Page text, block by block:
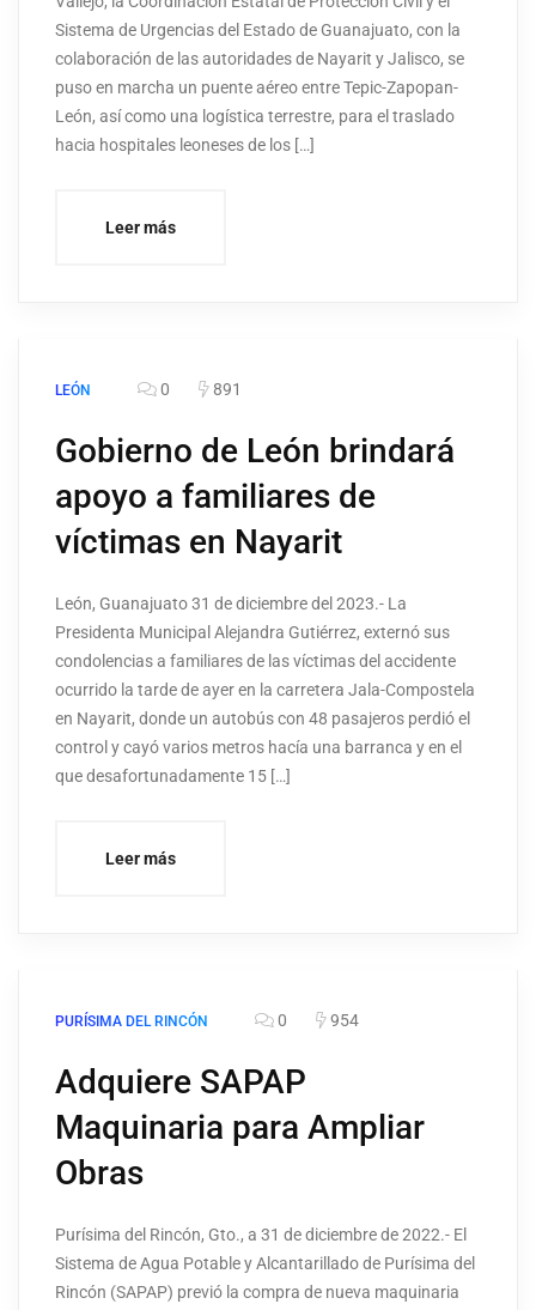
Sistema de Urgencias del Estado de Guanajuato, con la
colaboración de las autoridades de Nayarit y Jalisco, se
puso en marcha un puente aéreo entre Tepic-Zapopan-
León, así como una logística terrestre, para el traslado
hacia hospitales leoneses de los […]
Leer más
LEÓN 0 891
Gobierno de León brindará
apoyo a familiares de
víctimas en Nayarit
León, Guanajuato 31 de diciembre del 2023.- La
Presidenta Municipal Alejandra Gutiérrez, externó sus
condolencias a familiares de las víctimas del accidente
ocurrido la tarde de ayer en la carretera Jala-Compostela
en Nayarit, donde un autobús con 48 pasajeros perdió el
control y cayó varios metros hacía una barranca y en el
que desafortunadamente 15 […]
Leer más
PURÍSIMA DEL RINCÓN 0 954
Adquiere SAPAP
Maquinaria para Ampliar
Obras
Purísima del Rincón, Gto., a 31 de diciembre de 2022.- El
Sistema de Agua Potable y Alcantarillado de Purísima del
Rincón (SAPAP) previó la compra de nueva maquinaria